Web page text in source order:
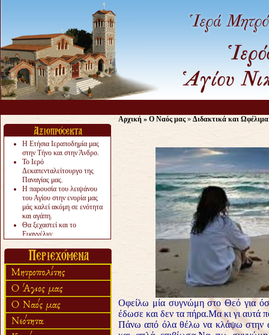
Η Ετήσια Ιεραποδημία μας
στην Τήνο και στην Άνδρο.
Το Ιερό
Δεκαπενταλείτουργο της
Παναγίας μας.
Η παρουσία του λειψάνου
του Αγίου στην ενορία μας
μάς καλεί ακόμη σε ενότητα
και αγάπη.
Θα ξεχαστεί και το
Ευαγγέλιο;
«πολύ αργά».
Ζητείται....
Αρχική » Ο Ναός μας » Διδακτικά και Ωφέλιμα
Οφείλω μία συγνώμη στο Θεό για
έδωσε και δεν τα πήρα.Μα κι γι αυτά
Πάνω από όλα θέλω να κλάψω στην